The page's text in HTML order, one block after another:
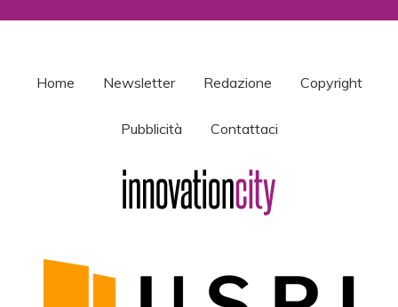
Home Newsletter Redazione Copyright
Pubblicità Contattaci